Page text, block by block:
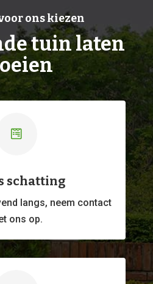
ons kiezen
tuin laten

schatting
langs, neem contact
ons op.